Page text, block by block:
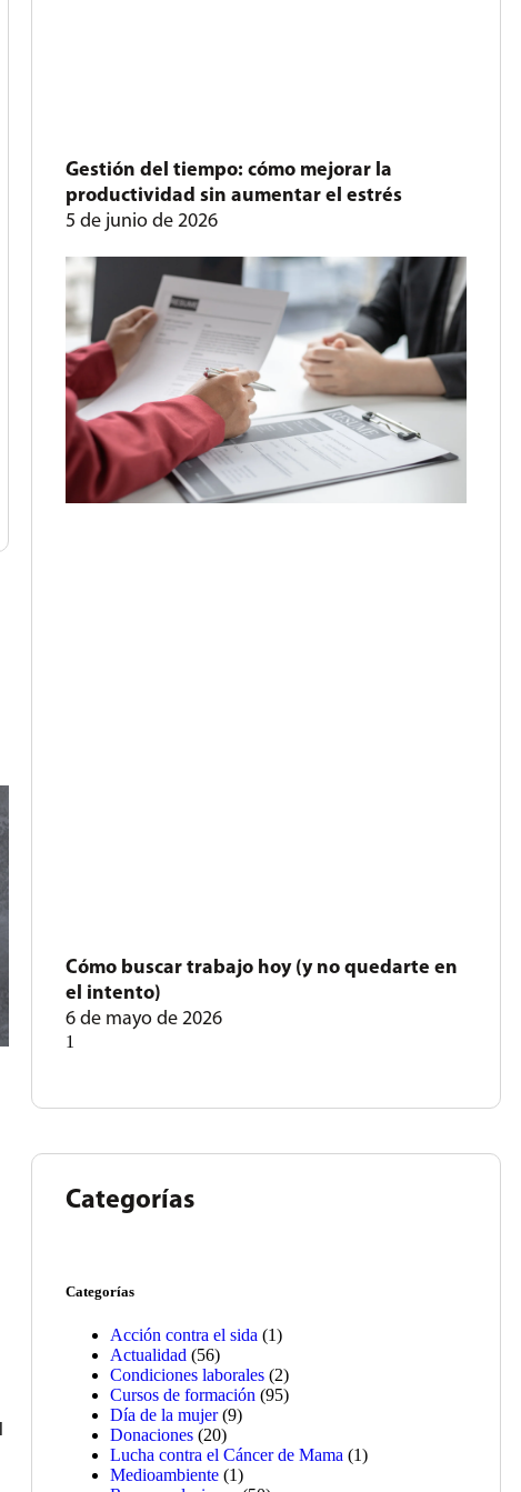
Gestión del tiempo: cómo mejorar la
productividad sin aumentar el estrés
5 de junio de 2026
Cómo buscar trabajo hoy (y no quedarte en
el intento)
6 de mayo de 2026
Categorías
Categorías
Acción contra el sida (1)
Actualidad (56)
Condiciones laborales (2)
Cursos de formación (95)
Día de la mujer(9)
Donaciones (20)
Lucha contra el Cáncer de Mama (1)
Medioambiente (1)